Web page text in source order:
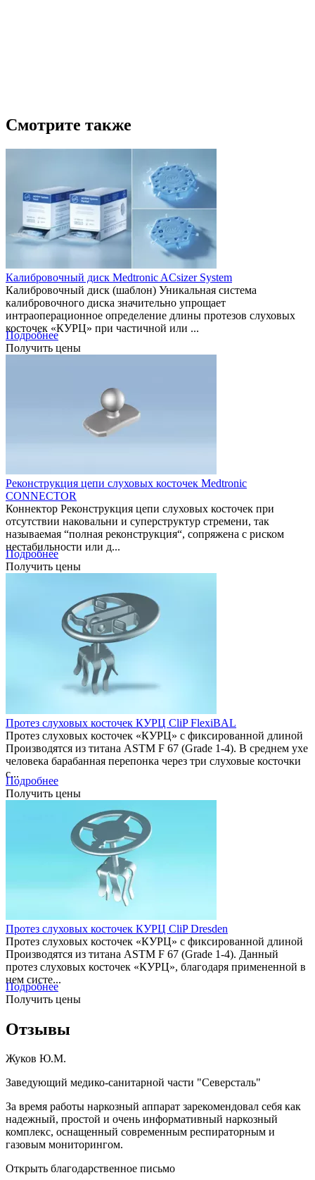
Смотрите также
Калибровочный диск Medtronic ACsizer System
Калибровочный диск (шаблон) Уникальная система
калибровочного диска значительно упрощает
интраоперационное определение длины протезов слуховых
косточек «КУРЦ» при частичной или ...
Подробнее
Получить цены
Реконструкция цепи слуховых косточек Medtronic
CONNECTOR
Коннектор Реконструкция цепи слуховых косточек при
отсутствии наковальни и суперструктур стремени, так
называемая “полная реконструкция“, сопряжена с риском
нестабильности или д...
Подробнее
Получить цены
Протез слуховых косточек КУРЦ CliP FlexiBAL
Протез слуховых косточек «КУРЦ» с фиксированной длиной
Производятся из титана ASTM F 67 (Grade 1-4). В среднем ухе
человека барабанная перепонка через три слуховые косточки
с...
Подробнее
Получить цены
Протез слуховых косточек КУРЦ CliP Dresden
Протез слуховых косточек «КУРЦ» с фиксированной длиной
Производятся из титана ASTM F 67 (Grade 1-4). Данный
протез слуховых косточек «КУРЦ», благодаря примененной в
нем систе...
Подробнее
Получить цены
Отзывы
Жуков Ю.М.
Заведующий медико-санитарной части "Северсталь"
За время работы наркозный аппарат зарекомендовал себя как
надежный, простой и очень информативный наркозный
комплекс, оснащенный современным респираторным и
газовым мониторингом.
Открыть благодарственное письмо